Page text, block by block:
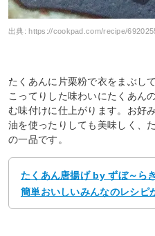
出典:https://cookpad.com/recipe/
たくあんに片栗粉で衣をまぶし
こってりした味わいにたくあん
む味付けに仕上がります。お好
油を使ったりしても美味しく、
の一品です。
たくあん唐揚げ by ずぼ～ら
簡単おいしいみんなのレシピ